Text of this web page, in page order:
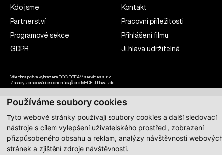
Používáme soubory cookies
Tyto webové stránky používají soubory cookies a další sledovací
nástroje s cílem vylepšení uživatelského prostředí, zobrazení
přizpůsobeného obsahu a reklam, analýzy návštěvnosti
stránek a zjištění zdroje návštěvnosti.
Kdo jsme
Kontakt
Partnerství
Pracovní příležitosti
Programové sekce
Přihlášení filmu
GDPR
Ji.hlava udržitelná
Všechna práva vyhrazena DOC.DREAM services s. r. o.
Zásady zpracování osobních údajů pro MFDF Ji.hlava zde